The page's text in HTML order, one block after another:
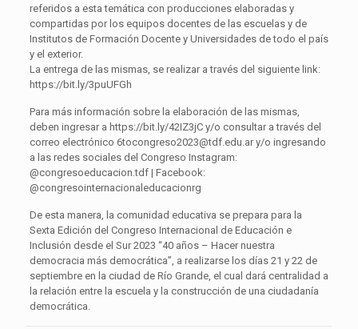
referidos a esta temática con producciones elaboradas y
compartidas por los equipos docentes de las escuelas y de
Institutos de Formación Docente y Universidades de todo el país
y el exterior.
La entrega de las mismas, se realizar a través del siguiente link:
https://bit.ly/3puUFGh
Para más información sobre la elaboración de las mismas,
deben ingresar a https://bit.ly/42IZ3jC y/o consultar a través del
correo electrónico 6tocongreso2023@tdf.edu.ar y/o ingresando
a las redes sociales del Congreso Instagram:
@congresoeducacion.tdf | Facebook:
@congresointernacionaleducacionrg
De esta manera, la comunidad educativa se prepara para la
Sexta Edición del Congreso Internacional de Educación e
Inclusión desde el Sur 2023 “40 años – Hacer nuestra
democracia más democrática”, a realizarse los días 21 y 22 de
septiembre en la ciudad de Río Grande, el cual dará centralidad a
la relación entre la escuela y la construcción de una ciudadanía
democrática.